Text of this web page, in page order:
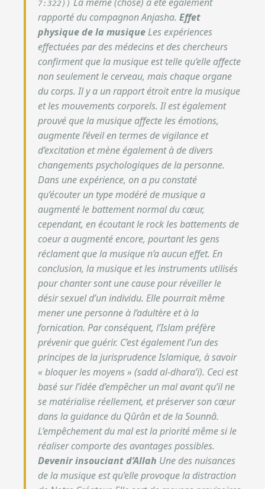
7:322))
rapporté du compagnon Anjasha. Effet
physique de la musiqueLes expériences
effectuées par des médecins et des chercheurs
confirment que la musique est telle qu’elle affecte
non seulement le cerveau, mais chaque organe
du corps. Il y a un rapport étroit entre la musique
et les mouvements corporels. Il est également
prouvé que la musique affecte les émotions,
augmente l’éveil en termes de vigilance et
d’excitation et mène également à de divers
changements psychologiques de la personne.
Dans une expérience, on a pu constaté
qu’écouter un type modéré de musique a
augmenté le battement normal du cœur,
cependant, en écoutant le rock les battements de
coeur a augmenté encore, pourtant les gens
réclament que la musique n’a aucun effet. En
conclusion, la musique et les instruments utilisés
pour chanter sont une cause pour réveiller le
désir sexuel d’un individu. Elle pourrait même
mener une personne à l’adultère et à la
fornication. Par conséquent, l’Islam préfère
prévenir que guérir. C’est également l’un des
principes de la jurisprudence Islamique, à savoir
« bloquer les moyens » (sadd al-dhara’i). Ceci est
basé sur l’idée d’empêcher un mal avant qu’il ne
se matérialise réellement, et préserver son cœur
dans la guidance du Qûrân et de la Sounnâ.
L’empêchement du mal est la priorité même si le
réaliser comporte des avantages possibles.
Devenir insouciant d’Allah Une des nuisances
de la musique est qu’elle provoque la distraction